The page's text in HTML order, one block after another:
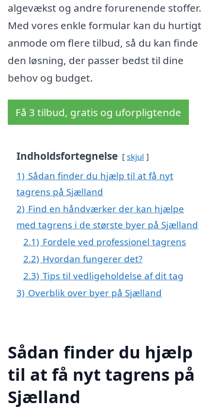
algevækst og andre forurenende stoffer.
Med vores enkle formular kan du hurtigt
anmode om flere tilbud, så du kan finde
den løsning, der passer bedst til dine
behov og budget.
Få 3 tilbud, gratis og uforpligtende
Indholdsfortegnelse skjul
1) Sådan finder du hjælp til at få nyt
tagrens på Sjælland
2) Find en håndværker der kan hjælpe
med tagrens i de største byer på Sjælland
2.1) Fordele ved professionel tagrens
2.2) Hvordan fungerer det?
2.3) Tips til vedligeholdelse af dit tag
3) Overblik over byer på Sjælland
Sådan finder du hjælp
til at få nyt tagrens på
Sjælland